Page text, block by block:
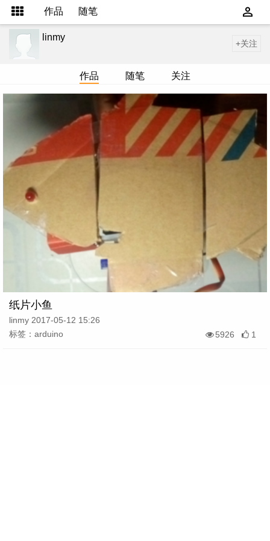
作品 随笔
linmy
+关注
作品 随笔 关注
纸片小鱼
linmy 2017-05-12 15:26
标签：arduino
5926 1